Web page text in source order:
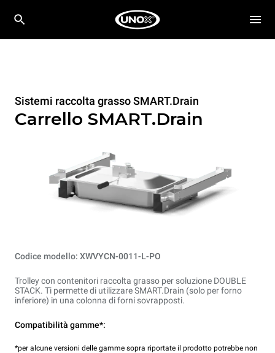
Sistemi raccolta grasso SMART.Drain
Carrello SMART.Drain
Codice modello: XWVYCN-0011-L-PO
Trolley con contenitori raccolta grasso per soluzione DOUBLE
STACK. Ti permette di utilizzare SMART.Drain (solo per forno
inferiore) in una colonna di forni sovrapposti.
Compatibilità gamme*:
*per alcune versioni delle gamme sopra riportate il prodotto potrebbe non